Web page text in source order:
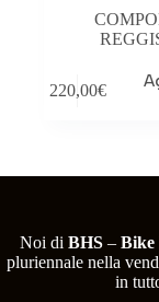
Tag prodotto
220,00€
Noi di BHS– Bike
pluriennale nella
in